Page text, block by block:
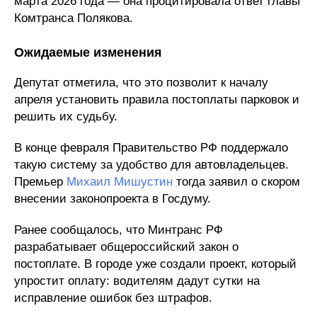
Комтранса Полякова.​
Ожидаемые изменения
Депутат отметила, что это позволит к началу
апреля установить правила постоплаты парковок и
решить их судьбу.
В конце февраля Правительство РФ поддержало
такую систему за удобство для автовладельцев.
Премьер Михаил Мишустин тогда заявил о скором
внесении законопроекта в Госдуму.​
Ранее сообщалось, что Минтранс РФ
разрабатывает общероссийский закон о
постоплате. В городе уже создали проект, который
упростит оплату: водителям дадут сутки на
исправление ошибок без штрафов.